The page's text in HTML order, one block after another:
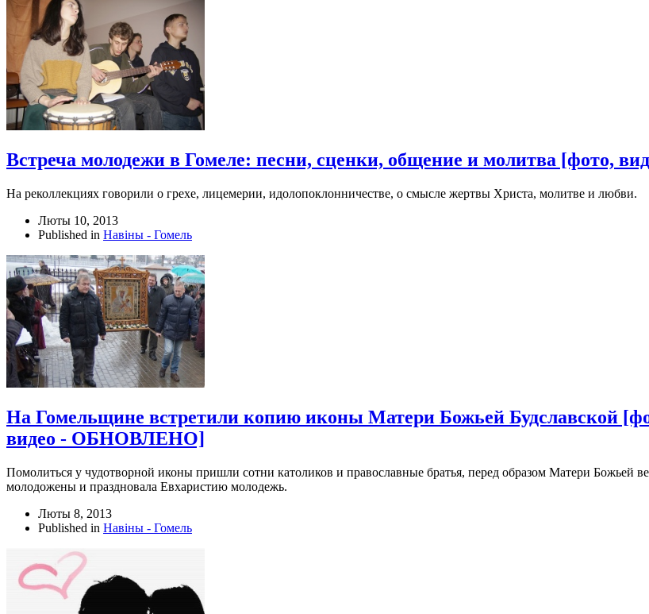
Встреча молодежи в Гомеле: песни, сценки, общение и молитва [фото,
На реколлекциях говорили о грехе, лицемерии, идолопоклонничестве, о смысле жертвы Христа, молитве и любви.
Люты 10, 2013
Published in Навіны - Гомель
На Гомельщине встретили копию иконы Матери Божьей Будславской
видео - ОБНОВЛЕНО]
Помолиться у чудотворной иконы пришли сотни католиков и православные братья, перед образом Матери Божьей
молодожены и праздновала Евхаристию молодежь.
Люты 8, 2013
Published in Навіны - Гомель